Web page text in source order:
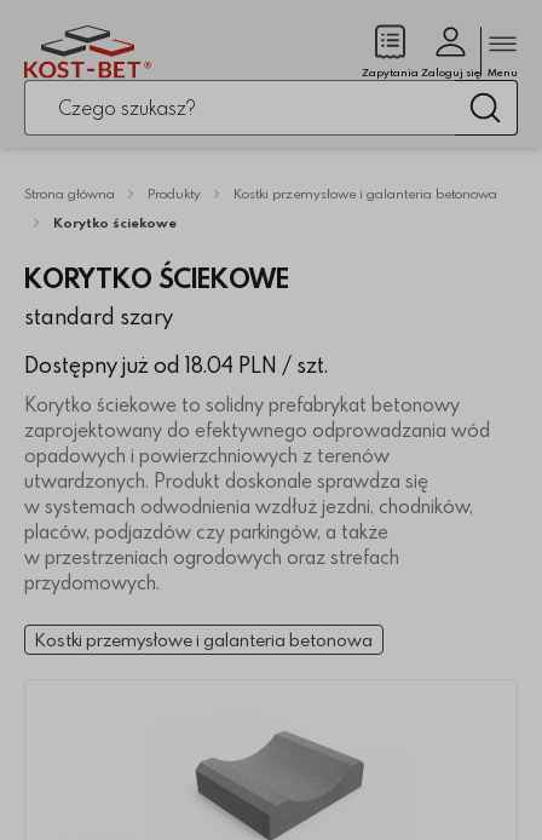
Po kliknięciu przycisku fraza zostanie wyszukana
Zapytania
(pusty)Zaloguj się Menu
Strona główna Produkty
Kostki przemysłowe i galanteria betonowa
Korytko ściekowe
KORYTKO ŚCIEKOWE
standard szary
Dostępny już od 18.04 PLN / szt.
Korytko ściekowe to solidny prefabrykat betonowy
zaprojektowany do efektywnego odprowadzania wód
opadowych i powierzchniowych z terenów
utwardzonych. Produkt doskonale sprawdza się
w systemach odwodnienia wzdłuż jezdni, chodników,
placów, podjazdów czy parkingów, a także
w przestrzeniach ogrodowych oraz strefach
przydomowych.
Kostki przemysłowe i galanteria betonowa